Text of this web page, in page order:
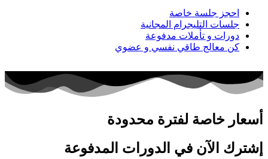
احجز جلسة خاصة
جلسات التليجرام المجانية
دورات و تأملات مدفوعة
كن معالج طاقي نفسي و عضوي
أسعار خاصة لفترة محدودة
إشترك الآن في الدورات المدفوعة